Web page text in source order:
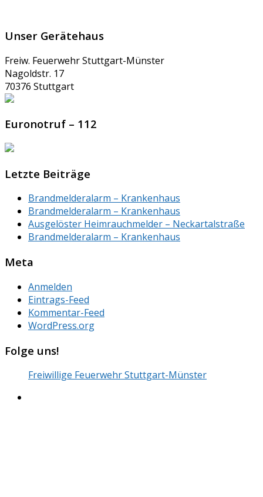
Unser Gerätehaus
Freiw. Feuerwehr Stuttgart-Münster
Nagoldstr. 17
70376 Stuttgart
Euronotruf – 112
Letzte Beiträge
Brandmelderalarm – Krankenhaus
Brandmelderalarm – Krankenhaus
Ausgelöster Heimrauchmelder – Neckartalstraße
Brandmelderalarm – Krankenhaus
Meta
Anmelden
Eintrags-Feed
Kommentar-Feed
WordPress.org
Folge uns!
Freiwillige Feuerwehr Stuttgart-Münster